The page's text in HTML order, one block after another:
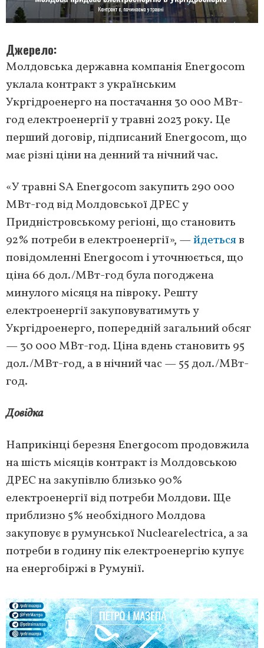
Джерело
Молдовська державна компанія Energocom
уклала контракт з українським
Укргідроенерго на постачання 30 000 МВт-
год електроенергії у травні 2023 року. Це
перший договір, підписаний Energocom, що
має різні ціни на денний та нічний час.
«У травні SA Energocom закупить 290 000
МВт-год від Молдовської ДРЕС у
Придністровському регіоні, що становить
92% потреби в електроенергії», —йдетьсяв
повідомленні Energocom і уточнюється, що
ціна 66 дол./МВт-год була погоджена
минулого місяця на півроку. Решту
електроенергії закуповуватимуть у
Укргідроенерго, попередній загальний обсяг
— 30 000 МВт-год. Ціна вдень становить 95
дол./МВт-год, а в нічний час — 55 дол./МВт-
год.
Довідка
Наприкінці березня Energocom продовжила
на шість місяців контракт із Молдовською
ДРЕС на закупівлю близько 90%
електроенергії від потреби Молдови. Ще
приблизно 5% необхідного Молдова
закуповує в румунської Nuclearelectrica, а за
потреби в годину пік електроенергію купує
на енергобіржі в Румунії.